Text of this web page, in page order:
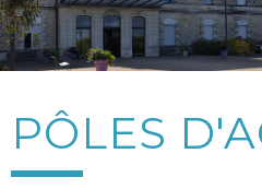
PÔLES